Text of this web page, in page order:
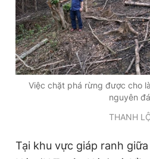
Việc chặt phá rừng được cho
nguyên
THANH
Tại khu vực giáp ranh